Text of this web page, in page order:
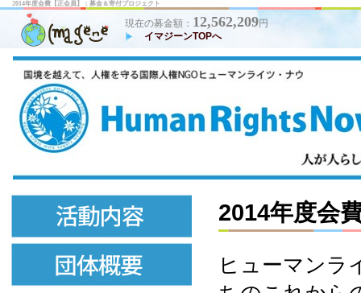
2014年度会費【正会員】：募金＆寄付プロジェクト
現在の募金額： 12,562,209円
イマジーンTOPへ
2014年度会
ヒューマンラ